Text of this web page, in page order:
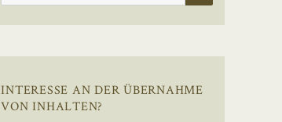
INTERESSE AN DER ÜBERNAHME
VON INHALTEN?